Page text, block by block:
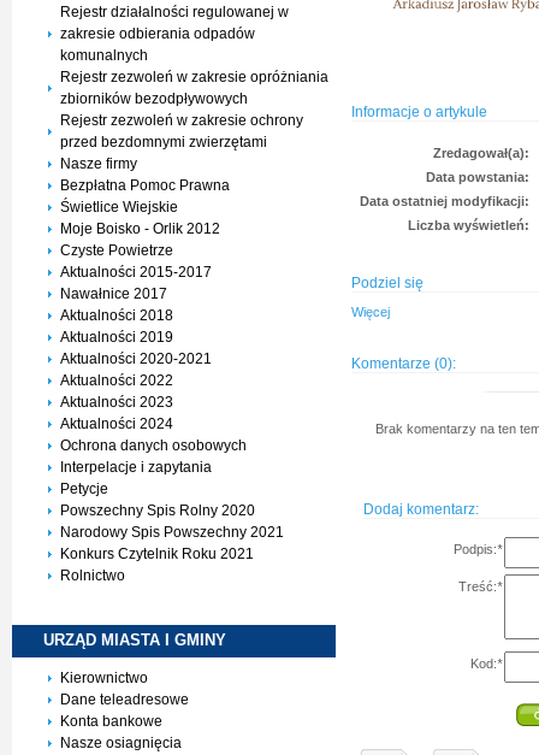
Rejestr działalności regulowanej w
zakresie odbierania odpadów
komunalnych
Rejestr zezwoleń w zakresie opróżniania
zbiorników bezodpływowych
Rejestr zezwoleń w zakresie ochrony
przed bezdomnymi zwierzętami
Nasze firmy
Bezpłatna Pomoc Prawna
Świetlice Wiejskie
Moje Boisko - Orlik 2012
Czyste Powietrze
Aktualności 2015-2017
Nawałnice 2017
Aktualności 2018
Aktualności 2019
Aktualności 2020-2021
Aktualności 2022
Aktualności 2023
Aktualności 2024
Ochrona danych osobowych
Interpelacje i zapytania
Petycje
Powszechny Spis Rolny 2020
Narodowy Spis Powszechny 2021
Konkurs Czytelnik Roku 2021
Rolnictwo
URZĄD MIASTA I GMINY
Kierownictwo
Dane teleadresowe
Konta bankowe
Nasze osiagnięcia
Informacje o artykule
Zredagował(a):
Data powstania:
Data ostatniej modyfikacji:
Liczba wyświetleń:
Podziel się
Więcej
Komentarze (0):
Brak komentarzy na ten
Dodaj komentarz:
Podpis:*
Treść:*
Kod:*